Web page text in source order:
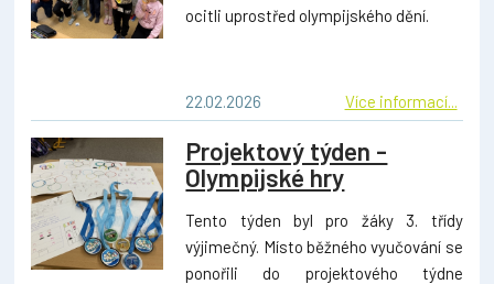
ocitli uprostřed olympijského dění.
22.02.2026 Více informací...
Projektový týden -
Olympijské hry
Tento týden byl pro žáky 3. třídy
výjimečný. Místo běžného vyučování se
ponořili do projektového týdne